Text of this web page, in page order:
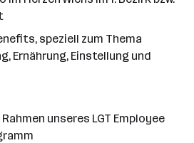
speziell zum Thema
Ernährung, Einstellung und
unseres LGT Employee